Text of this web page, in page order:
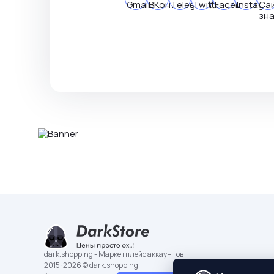
dark.shopping - Маркетплейс аккаунтов
2015-2026 © dark.shopping